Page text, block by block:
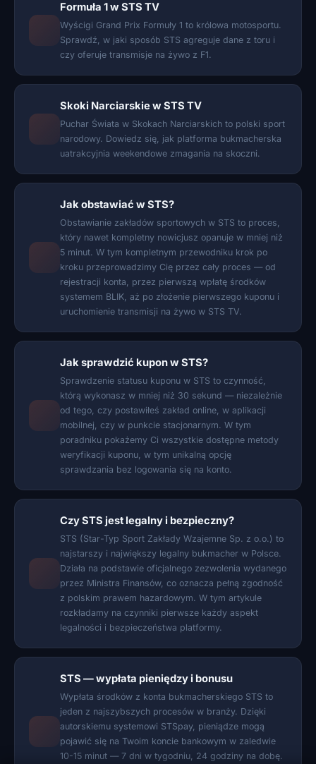
Formuła 1 w STS TV
Wyścigi Grand Prix Formuły 1 to królowa motosportu.
Sprawdź, w jaki sposób STS agreguje dane z toru i
czy oferuje transmisje na żywo z F1.
Skoki Narciarskie w STS TV
Puchar Świata w Skokach Narciarskich to polski sport
narodowy. Dowiedz się, jak platforma bukmacherska
uatrakcyjnia weekendowe zmagania na skoczni.
Jak obstawiać w STS?
Obstawianie zakładów sportowych w STS to proces,
który nawet kompletny nowicjusz opanuje w mniej niż
5 minut. W tym kompletnym przewodniku krok po
kroku przeprowadzimy Cię przez cały proces — od
rejestracji konta, przez pierwszą wpłatę środków
systemem BLIK, aż po złożenie pierwszego kuponu i
uruchomienie transmisji na żywo w STS TV.
Jak sprawdzić kupon w STS?
Sprawdzenie statusu kuponu w STS to czynność,
którą wykonasz w mniej niż 30 sekund — niezależnie
od tego, czy postawiłeś zakład online, w aplikacji
mobilnej, czy w punkcie stacjonarnym. W tym
poradniku pokażemy Ci wszystkie dostępne metody
weryfikacji kuponu, w tym unikalną opcję
sprawdzania bez logowania się na konto.
Czy STS jest legalny i bezpieczny?
STS (Star-Typ Sport Zakłady Wzajemne Sp. z o.o.) to
najstarszy i największy legalny bukmacher w Polsce.
Działa na podstawie oficjalnego zezwolenia wydanego
przez Ministra Finansów, co oznacza pełną zgodność
z polskim prawem hazardowym. W tym artykule
rozkładamy na czynniki pierwsze każdy aspekt
legalności i bezpieczeństwa platformy.
STS — wypłata pieniędzy i bonusu
Wypłata środków z konta bukmacherskiego STS to
jeden z najszybszych procesów w branży. Dzięki
autorskiemu systemowi STSpay, pieniądze mogą
pojawić się na Twoim koncie bankowym w zaledwie
10-15 minut — 7 dni w tygodniu, 24 godziny na dobę.